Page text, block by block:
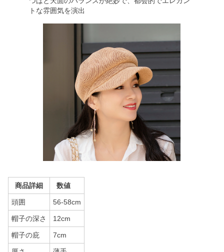
トな雰囲気を演出
商品詳細 数値
頭囲 56-58cm
帽子の深さ 12cm
帽子の庇 7cm